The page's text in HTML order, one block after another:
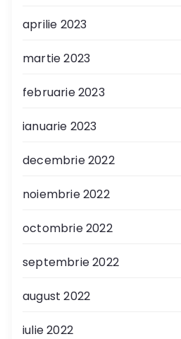
aprilie 2023
martie 2023
februarie 2023
ianuarie 2023
decembrie 2022
noiembrie 2022
octombrie 2022
septembrie 2022
august 2022
iulie 2022